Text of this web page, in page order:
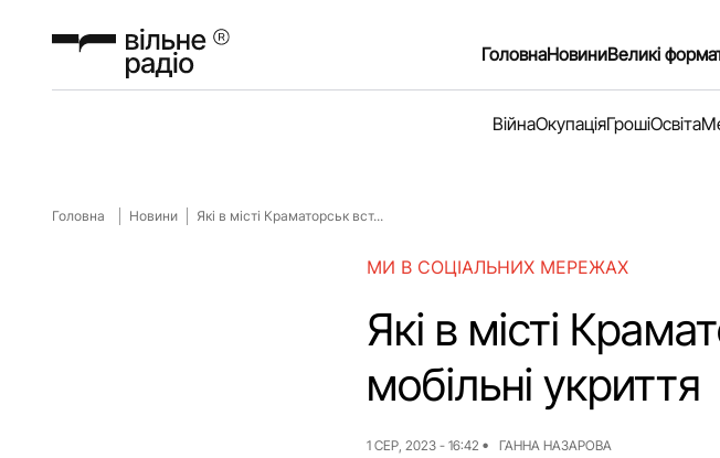
ГоловнаНовиниВеликі
ВійнаОкупаціяГрошіОсвіта
Головна Новини Які в місті Краматорськ вст...
МИ В СОЦІАЛЬНИХ МЕРЕЖАХ
Які в місті
мобільні укриття
1 СЕР, 2023 - 16:42 ГАННА НАЗАРОВА